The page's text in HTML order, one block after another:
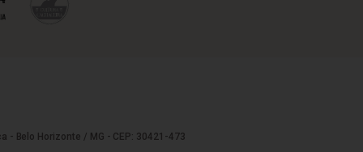
- Belo Horizonte / MG - CEP: 30421-473